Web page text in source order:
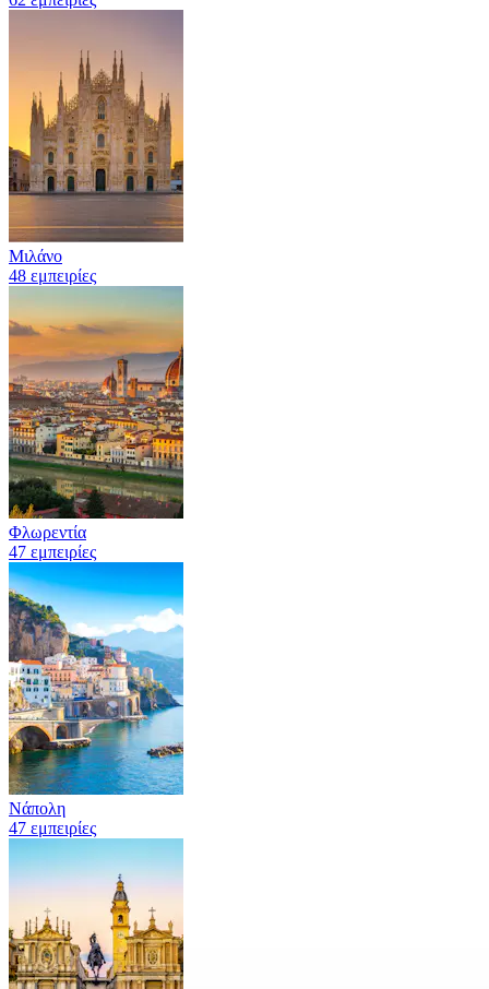
Μιλάνο
48 εμπειρίες
Φλωρεντία
47 εμπειρίες
Νάπολη
47 εμπειρίες